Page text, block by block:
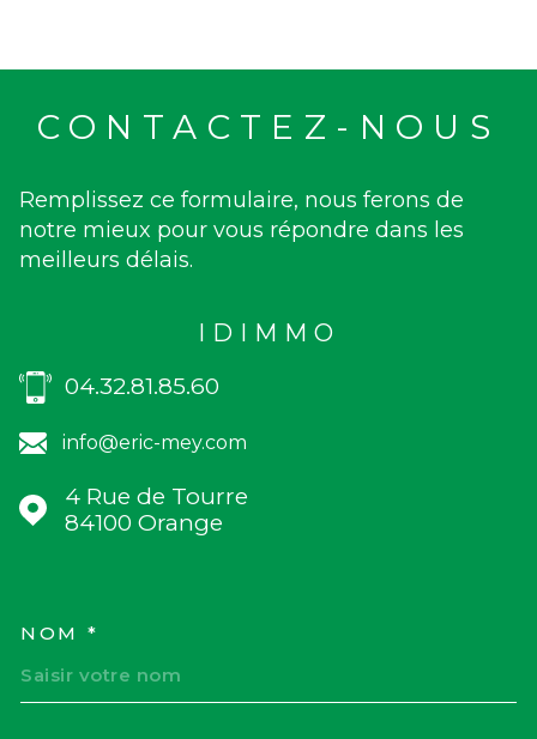
CONTACTEZ-NOUS
Remplissez ce formulaire, nous ferons de
notre mieux pour vous répondre dans les
meilleurs délais.
IDIMMO
04.32.81.85.60
info@eric-mey.com
4 Rue de Tourre
84100
Orange
NOM *